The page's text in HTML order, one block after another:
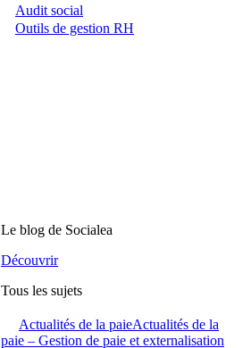
Audit social
Outils de gestion RH
Le blog de Socialea
Découvrir
Tous les sujets
Actualités de la paieActualités de la
paie – Gestion de paie et externalisation